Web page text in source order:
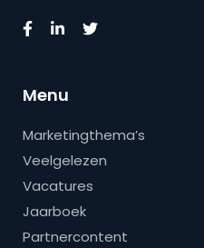
Menu
Marketingthema’s
Veelgelezen
Vacatures
Jaarboek
Partnercontent